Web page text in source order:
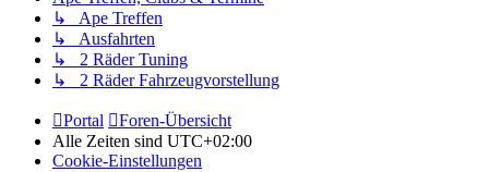
↳ Ape Treffen
↳ Ausfahrten
↳ 2 Räder Tuning
↳ 2 Räder Fahrzeugvorstellung
Portal
Foren-Übersicht
Alle Zeiten sind UTC+02:00
Cookie-Einstellungen